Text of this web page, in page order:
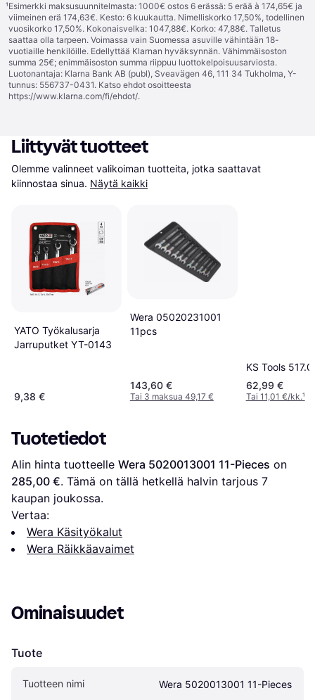
¹Esimerkki maksusuunnitelmasta: 1000€ ostos 6 erässä: 5 erää à 174,65€ ja
viimeinen erä 174,63€. Kesto: 6 kuukautta. Nimelliskorko 17,50%, todellinen
vuosikorko 17,50%. Kokonaisvelka: 1047,88€. Korko: 47,88€. Talletus
saattaa olla tarpeen. Voimassa vain Suomessa asuville vähintään 18-
vuotiaille henkilöille. Edellyttää Klarnan hyväksynnän. Vähimmäisoston
summa 25€; enimmäisoston summa riippuu luottokelpoisuusarviosta.
Luotonantaja: Klarna Bank AB (publ), Sveavägen 46, 111 34 Tukholma, Y-
tunnus: 556737-0431. Katso ehdot osoitteesta
https://www.klarna.com/fi/ehdot/.
Liittyvät tuotteet
Olemme valinneet valikoiman tuotteita, jotka saattavat
kiinnostaa sinua. Näytä kaikki
YATO Työkalusarja
Jarruputket YT-0143
9,38 €
Wera 05020231001
11pcs
143,60 €
Tai 3 maksua 49,17 €
KS Tools
62,99 €
Tai 11,01 €/kk.¹
Tuotetiedot
Alin hinta tuotteelle Wera 5020013001 11-Pieces
285,00 €. Tämä on tällä hetkellä halvin tarjous 7
kaupan joukossa.
Vertaa:
Wera Käsityökalut
Wera Räikkäavaimet
Ominaisuudet
Tuote
Tuotteen nimi Wera 5020013001 11-Pieces